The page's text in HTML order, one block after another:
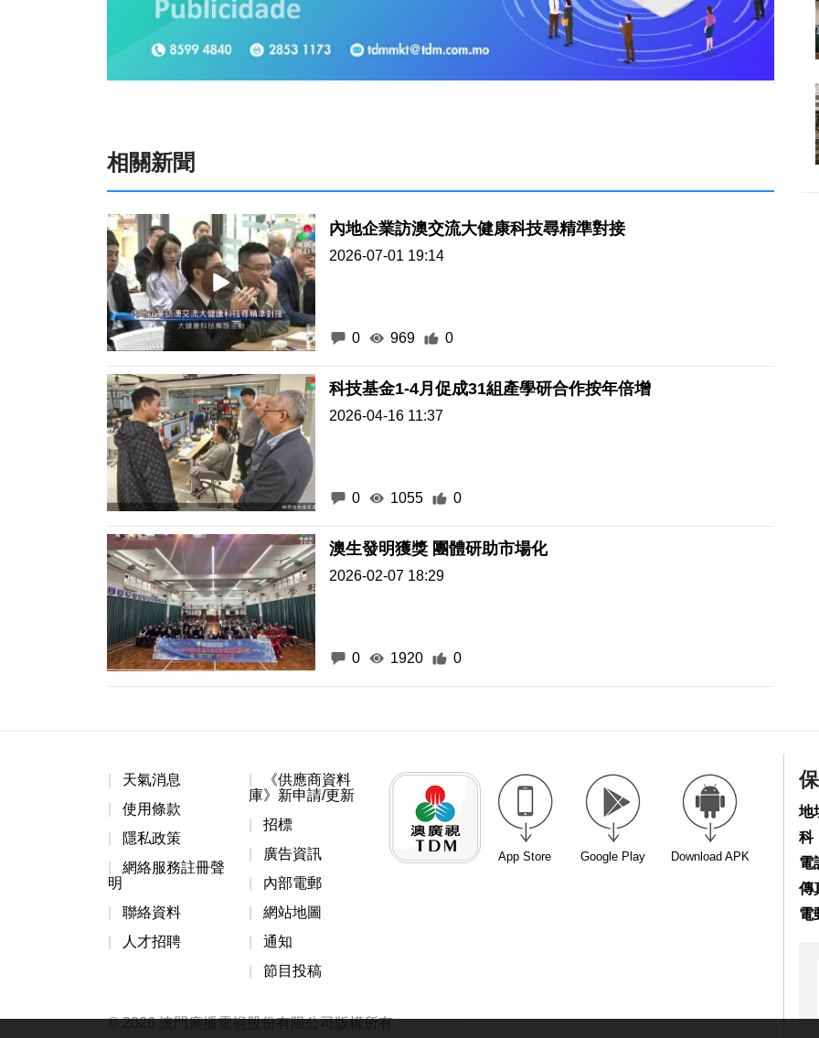
相關新聞
內地企業訪澳交流大健康科技尋精準對接
2026-07-01 19:14
0 969 0
科技基金1-4月促成31組產學研合作按年倍增
2026-04-16 11:37
0 1055 0
澳生發明獲獎 團體研助市場化
2026-02-07 18:29
0 1920 0
天氣消息
使用條款
隱私政策
網絡服務註冊聲
明
聯絡資料
人才招聘
《供應商資料
庫》新申請/更新
招標
廣告資訊
內部電郵
網站地圖
通知
節目投稿
App Store Google Play Download APK
© 2026 澳門廣播電視股份有限公司版權所有
地
科
電
傳
電